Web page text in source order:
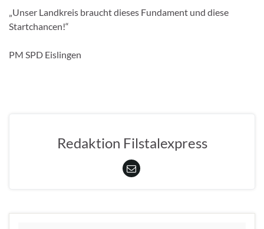
„Unser Landkreis braucht dieses Fundament und diese
Startchancen!“
PM SPD Eislingen
Redaktion Filstalexpress